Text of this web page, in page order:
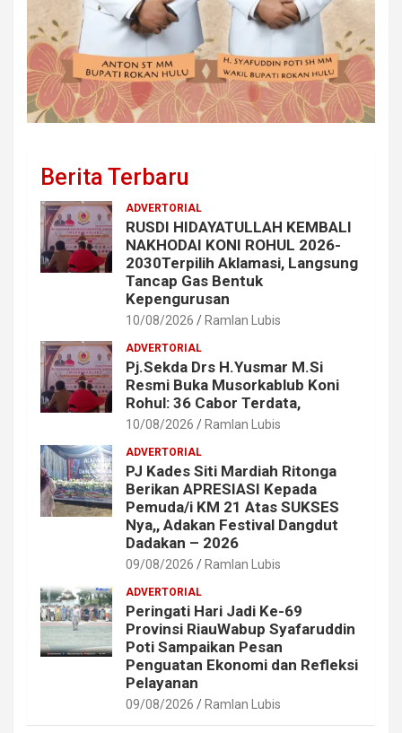
Berita Terbaru
ADVERTORIAL
RUSDI HIDAYATULLAH KEMBALI
NAKHODAI KONI ROHUL 2026-
2030Terpilih Aklamasi, Langsung
Tancap Gas Bentuk
Kepengurusan
10/08/2026 Ramlan Lubis
ADVERTORIAL
Pj.Sekda Drs H.Yusmar M.Si
Resmi Buka Musorkablub Koni
Rohul: 36 Cabor Terdata,
10/08/2026 Ramlan Lubis
ADVERTORIAL
PJ Kades Siti Mardiah Ritonga
Berikan APRESIASI Kepada
Pemuda/i KM 21 Atas SUKSES
Nya,, Adakan Festival Dangdut
Dadakan – 2026
09/08/2026 Ramlan Lubis
ADVERTORIAL
Peringati Hari Jadi Ke-69
Provinsi RiauWabup Syafaruddin
Poti Sampaikan Pesan
Penguatan Ekonomi dan Refleksi
Pelayanan
09/08/2026 Ramlan Lubis